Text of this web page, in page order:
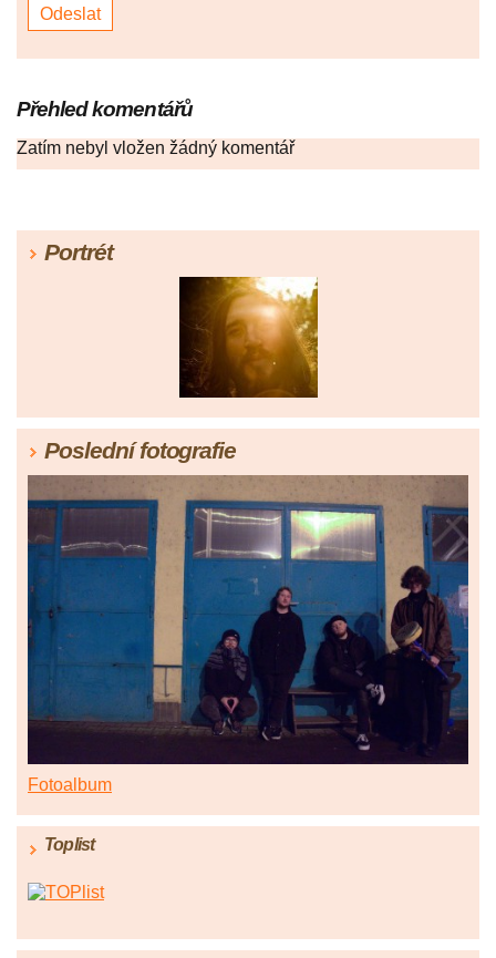
Přehled komentářů
Zatím nebyl vložen žádný komentář
Portrét
Poslední fotografie
Fotoalbum
Toplist